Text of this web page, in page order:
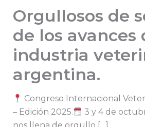
Orgullosos de
de los avances
industria
argentina.
Congreso Internacional
– Edición 2025.
3 y 4 de